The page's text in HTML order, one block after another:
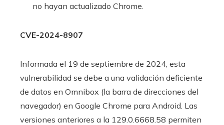
no hayan actualizado Chrome.
CVE-2024-8907
Informada el 19 de septiembre de 2024, esta
vulnerabilidad se debe a una validación deficiente
de datos en Omnibox (la barra de direcciones del
navegador) en Google Chrome para Android. Las
versiones anteriores a la 129.0.6668.58 permiten